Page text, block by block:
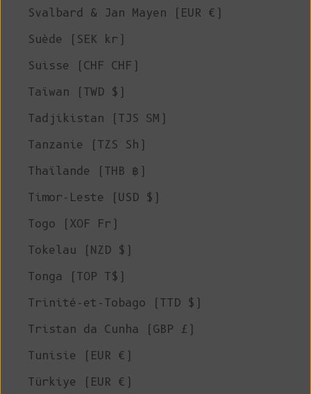
Svalbard & Jan Mayen (EUR €)
Suède (SEK kr)
Suisse (CHF CHF)
Taïwan (TWD $)
Tadjikistan (TJS ЅМ)
Tanzanie (TZS Sh)
Thaïlande (THB ฿)
Timor-Leste (USD $)
Togo (XOF Fr)
Tokelau (NZD $)
Tonga (TOP T$)
Trinité-et-Tobago (TTD $)
Tristan da Cunha (GBP £)
Tunisie (EUR €)
Türkiye (EUR €)